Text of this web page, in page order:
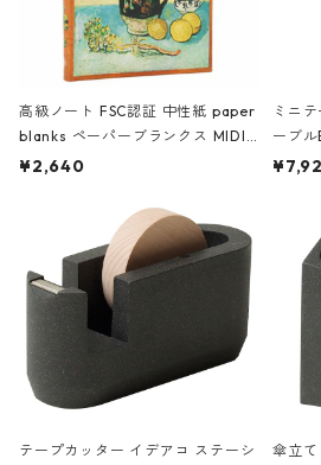
高級ノート FSC認証 中性紙 paper
blanks ペーパーブランクス MIDI
ハードカバー 罫線 ヴァン・ゴッホ
¥2,640
ミニ
ーブ
テープカッター イデアコ ステーシ
傘立て